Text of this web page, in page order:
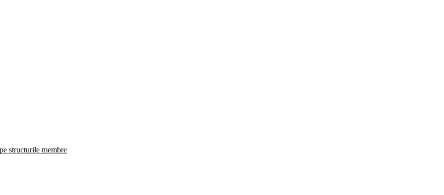
structurile membre